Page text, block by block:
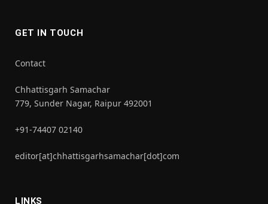
GET IN TOUCH
Contact
Chhattisgarh Samachar
779, Sunder Nagar, Raipur 492001
+91-74407 02140
editor[at]chhattisgarhsamachar[dot]com
LINKS